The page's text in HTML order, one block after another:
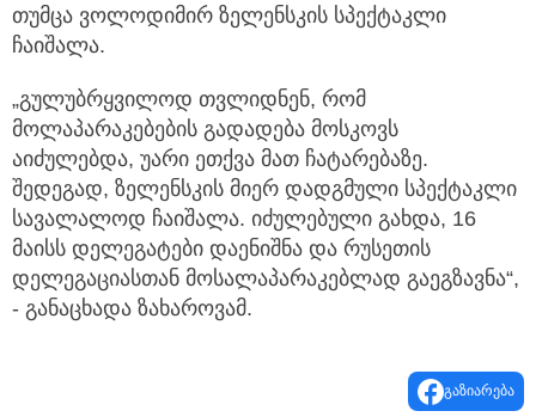
თუმცა ვოლოდიმირ ზელენსკის სპექტაკლი
ჩაიშალა.
„გულუბრყვილოდ თვლიდნენ, რომ
მოლაპარაკებების გადადება მოსკოვს
აიძულებდა, უარი ეთქვა მათ ჩატარებაზე.
შედეგად, ზელენსკის მიერ დადგმული სპექტაკლი
სავალალოდ ჩაიშალა. იძულებული გახდა, 16
მაისს დელეგატები დაენიშნა და რუსეთის
დელეგაციასთან მოსალაპარაკებლად გაეგზავნა“,
- განაცხადა ზახაროვამ.
გაზიარება